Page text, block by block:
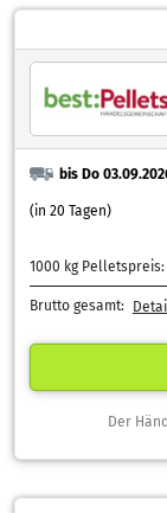
bis Do
(in 20 Tagen)
1000 kg Pelletspreis:
Brutto gesamt:
Der